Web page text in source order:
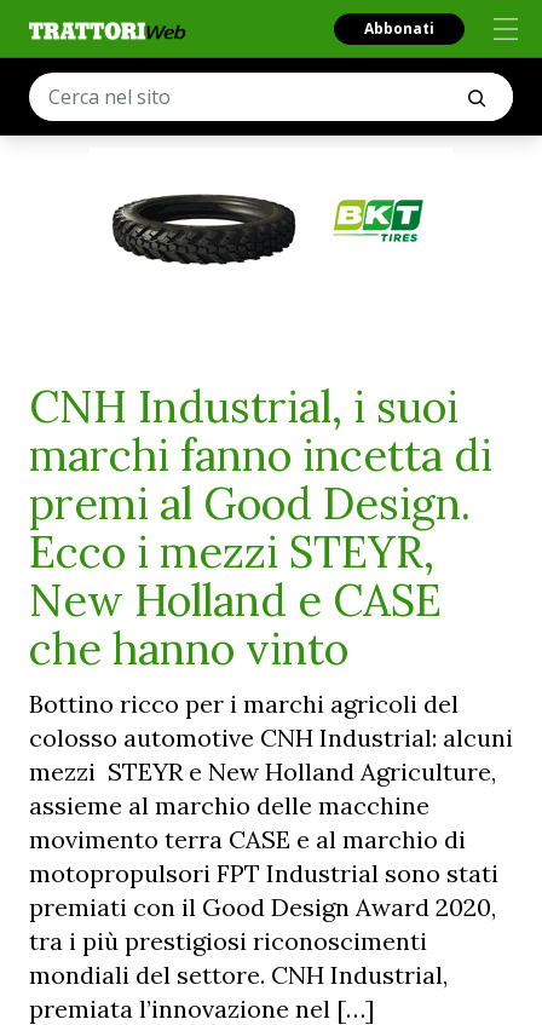
Abbonati
CNH Industrial, i suoi
marchi fanno incetta di
premi al Good Design.
Ecco i mezzi STEYR,
New Holland e CASE
che hanno vinto
Bottino ricco per i marchi agricoli del
colosso automotive CNH Industrial: alcuni
mezzi STEYR e New Holland Agriculture,
assieme al marchio delle macchine
movimento terra CASE e al marchio di
motopropulsori FPT Industrial sono stati
premiati con il Good Design Award 2020,
tra i più prestigiosi riconoscimenti
mondiali del settore. CNH Industrial,
premiata l’innovazione nel […]